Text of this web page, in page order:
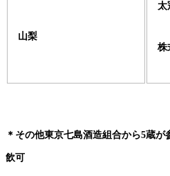
山梨
太
株
＊その他東京七島酒造組合から5蔵
飲可